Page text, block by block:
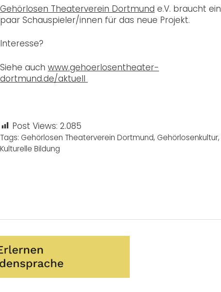
Gehörlosen Theaterverein Dortmund e.V. braucht ein
paar Schauspieler/innen für das neue Projekt.
Interesse?
Siehe auch www.gehoerlosentheater-
dortmund.de/aktuell
Post Views: 2.085
Tags: Gehörlosen Theaterverein Dortmund, Gehörlosenkultur,
Kulturelle Bildung